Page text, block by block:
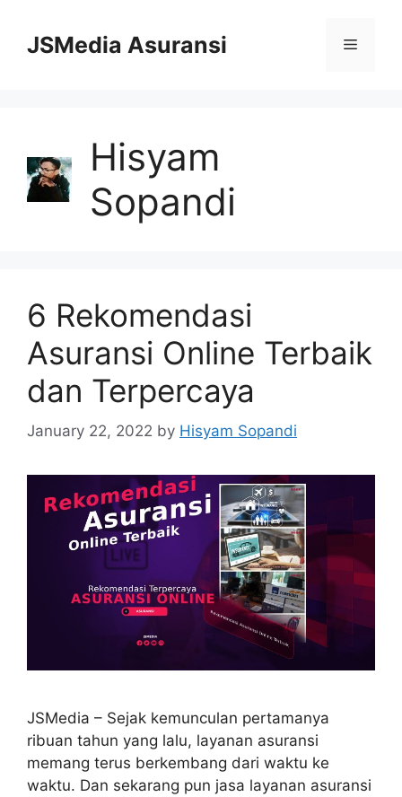
contentJSMedia Asuransi Menu
Hisyam
Sopandi
6 Rekomendasi
Asuransi Online Terbaik
dan Terpercaya
January 22, 2022 by Hisyam Sopandi
JSMedia – Sejak kemunculan pertamanya
ribuan tahun yang lalu, layanan asuransi
memang terus berkembang dari waktu ke
waktu. Dan sekarang pun jasa layanan asuransi